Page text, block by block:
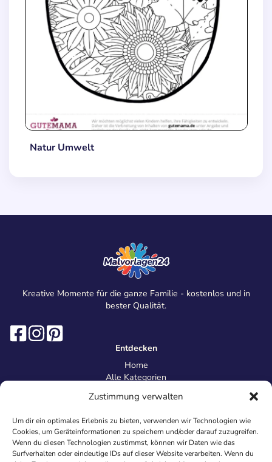
Zustimmung verwalten
Um dir ein optimales Erlebnis zu bieten, verwenden wir Technologien wie
Cookies, um Geräteinformationen zu speichern und/oder darauf zuzugreifen.
Wenn du diesen Technologien zustimmst, können wir Daten wie das
Surfverhalten oder eindeutige IDs auf dieser Website verarbeiten. Wenn du
Natur Umwelt
Kreative Momente für die ganze Familie - kostenlos und in
bester Qualität.
Entdecken
Home
Alle Kategorien
Information
Über uns
Kontakt
Inhaltsrichtlinien
Recht & Datenschutz